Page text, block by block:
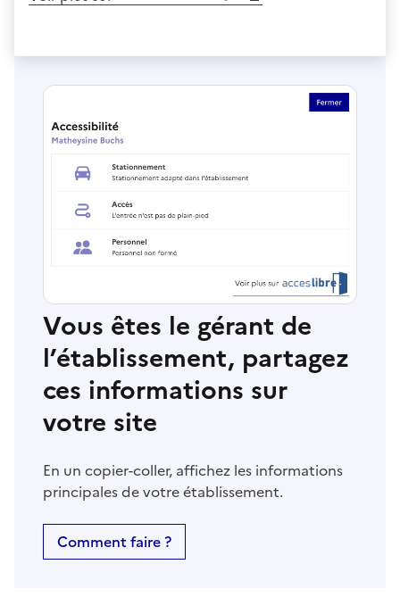
Vous êtes le gérant de
l’établissement, partagez
ces informations sur
votre site
En un copier-coller, affichez les informations
principales de votre établissement.
Comment faire ?